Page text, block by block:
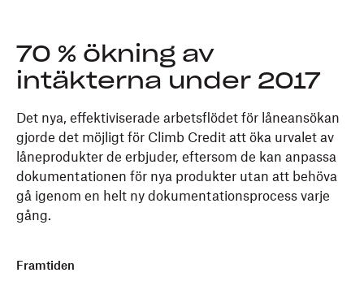
70 % ökning av
intäkterna under 2017
Det nya, effektiviserade arbetsflödet för låneansökan
gjorde det möjligt för Climb Credit att öka urvalet av
låneprodukter de erbjuder, eftersom de kan anpassa
dokumentationen för nya produkter utan att behöva
gå igenom en helt ny dokumentationsprocess varje
gång.
Framtiden